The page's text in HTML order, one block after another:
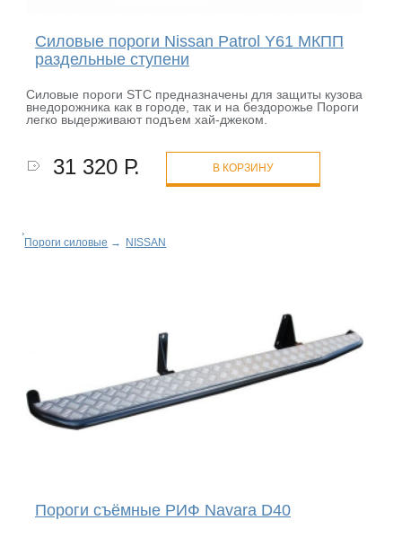
Силовые пороги Nissan Patrol Y61 МКПП
раздельные ступени
Силовые пороги STC предназначены для защиты кузова
внедорожника как в городе, так и на бездорожье Пороги
легко выдерживают подъем хай-джеком.
31 320 Р. В КОРЗИНУ
Пороги силовые → NISSAN
Пороги съёмные РИФ Navara D40